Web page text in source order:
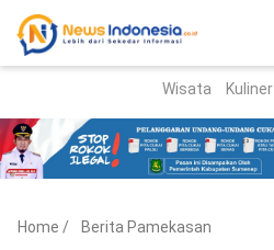
Parlemen
Wisata Kuliner
Home / Berita Pamekasan